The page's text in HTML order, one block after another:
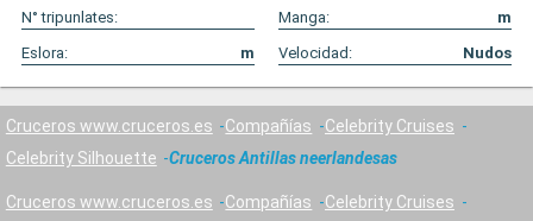
N° tripunlates:
Manga:
m
Eslora:
m Velocidad: Nudos
Cruceros www.cruceros.es Compañías
Celebrity Cruises
Celebrity Silhouette
Cruceros Antillas neerlandesas
Cruceros www.cruceros.es Compañías
Celebrity Cruises